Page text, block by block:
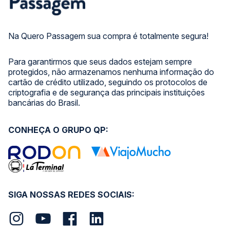
Na Quero Passagem sua compra é totalmente segura!
Para garantirmos que seus dados estejam sempre
protegidos, não armazenamos nenhuma informação do
cartão de crédito utilizado, seguindo os protocolos de
criptografia e de segurança das principais instituições
bancárias do Brasil.
SIGA NOSSAS REDES SOCIAIS:
CONHEÇA O GRUPO QP: